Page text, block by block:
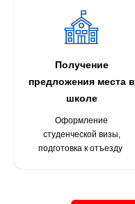
Получение
предложения места в
школе
Оформление
студенческой визы,
подготовка к отъезду